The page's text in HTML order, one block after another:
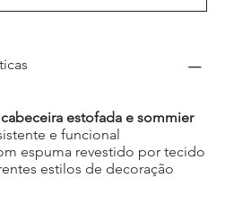
cabeceira estofada e sommier
e funcional
espuma revestido por tecido
estilos de decoração